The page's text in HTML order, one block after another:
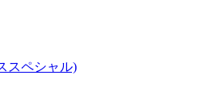
スペシャル)